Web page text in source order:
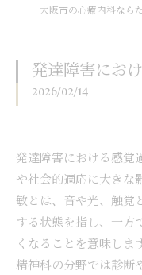
発達障害にお
2026/02/14
発達障害における感覚
や社会的適応に大きな
敏とは、音や光、触覚
する状態を指し、一方
くなることを意味しま
精神科の分野では診断